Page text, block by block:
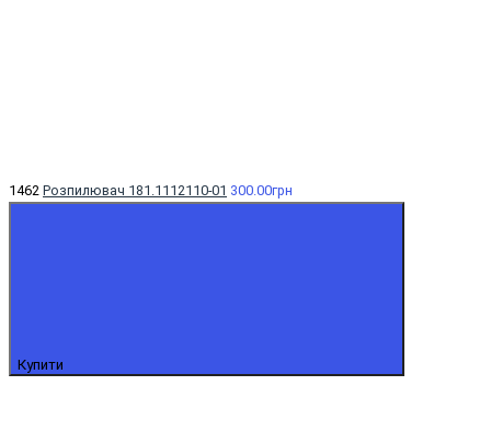
1462 Розпилювач 181.1112110-01 300.00грн
Купити